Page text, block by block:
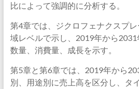
比によって強調的に分析する。
第4章では、ジクロフェナクスプ
域レベルで示し、2019年から
数量、消費量、成長を示す。
第5章と第6章では、2019年から
別、用途別に売上高を区分し、タ